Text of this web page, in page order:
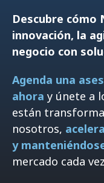
Descubre cómo
innovación, la
negocio con
Agenda una
ahora y únete a
están
nosotros,
y
mercado cada